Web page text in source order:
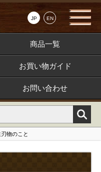
JP EN
商品一覧
お買い物ガイド
お問い合わせ
物のこと